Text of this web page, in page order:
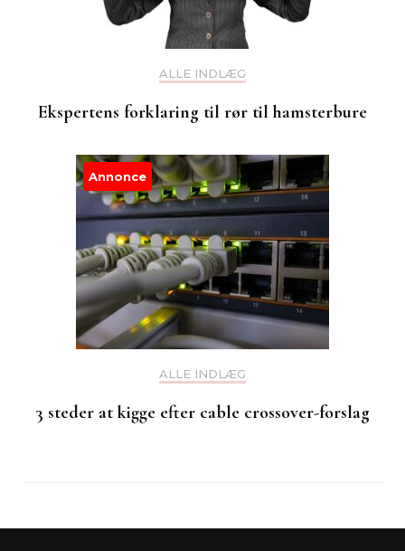
ALLE INDLÆG
Ekspertens forklaring til rør til hamsterbure
Annonce
ALLE INDLÆG
3 steder at kigge efter cable crossover-forslag